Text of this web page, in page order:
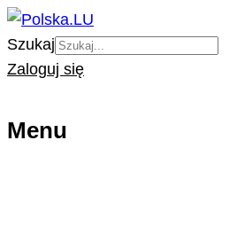
Szukaj
Zaloguj się
Menu